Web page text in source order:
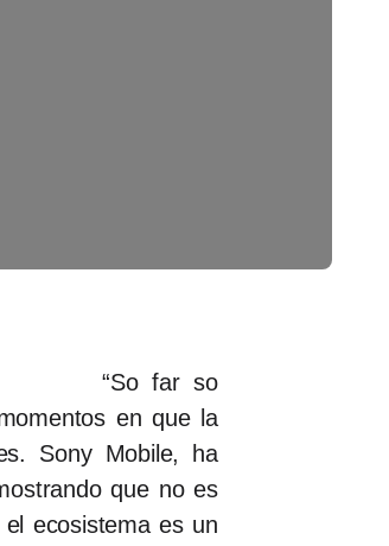
“So far so
en que la
Sony Mobile, ha
que no es
ecosistema es un